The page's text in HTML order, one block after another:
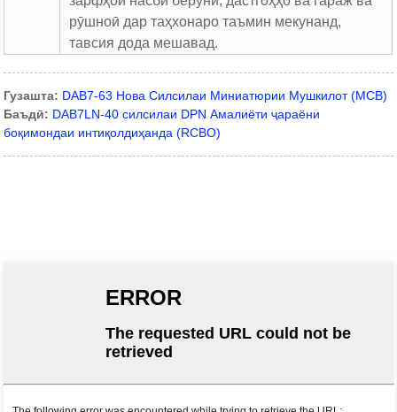
рӯшноӣ дар таҳхонаро таъмин мекунанд,
тавсия дода мешавад.
Гузашта: DAB7-63 Нова Силсилаи Миниатюрии Мушкилот (MCB)
Баъдӣ: DAB7LN-40 силсилаи DPN Амалиёти ҷараёни
боқимондаи интиқолдиҳанда (RCBO)